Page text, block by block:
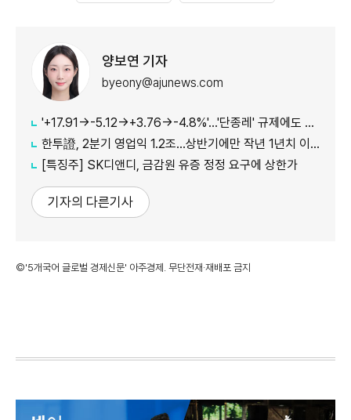
양보연 기자
byeony@ajunews.com
'+17.91→-5.12→+3.76→-4.8%'…'단종레' 규제에도 여전히 롤러코스터 타는 코스피
한투證, 2분기 영업익 1.2조…상반기에만 작년 1년치 이익만큼 벌었다
[특징주] SK디앤디, 금감원 유증 정정 요구에 상한가
기자의 다른기사
©'5개국어 글로벌 경제신문' 아주경제. 무단전재·재배포 금지